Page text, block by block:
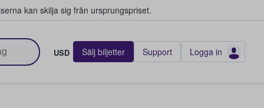
kan skilja sig från ursprungspriset.
USD Sälj biljetter Support Logga in